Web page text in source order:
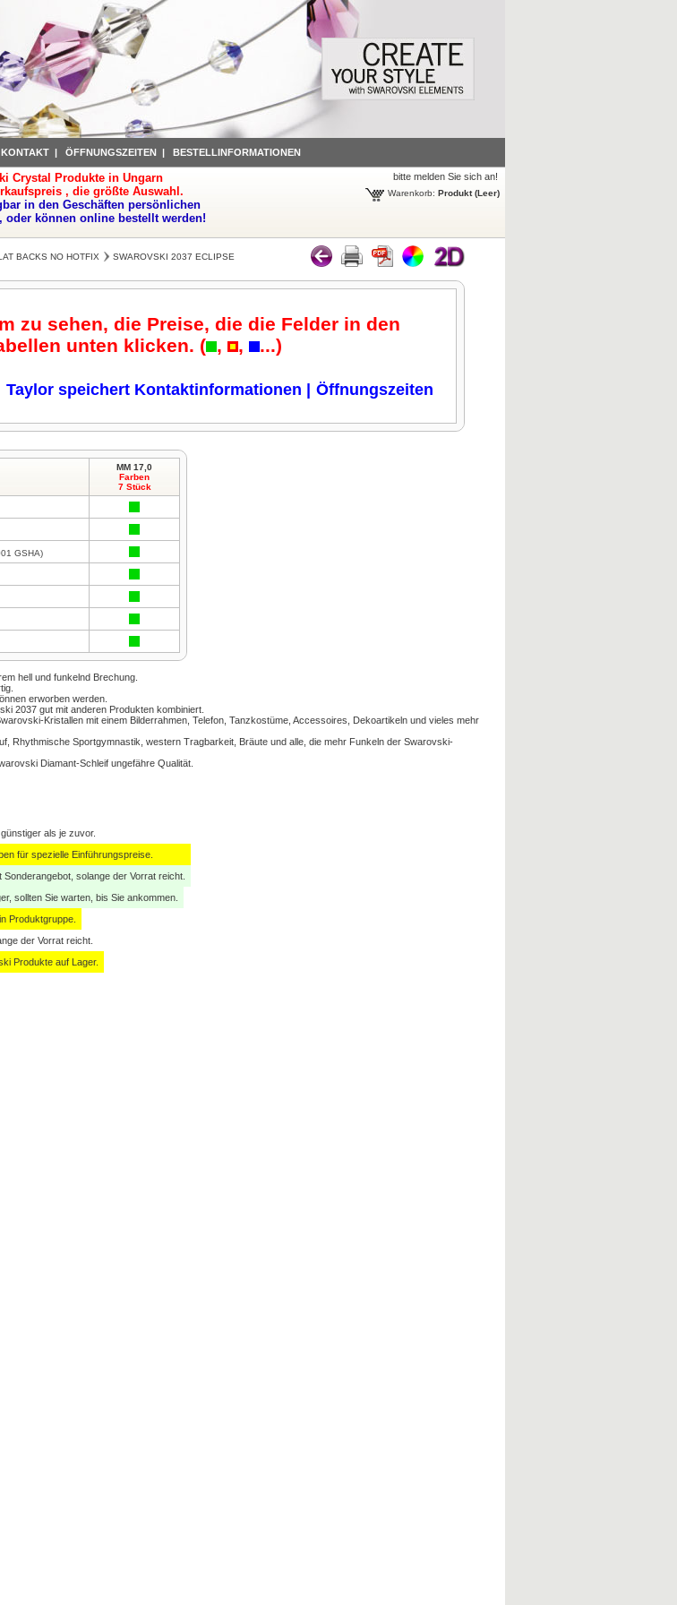
| ÖFFNUNGSZEITEN | BESTELLINFORMATIONEN
Crystal Produkte in Ungarn
, die größte Auswahl.
in den Geschäften persönlichen
oder können online bestellt werden!
bitte melden Sie sich an!
Warenkorb: Produkt (Leer)
BACKS NO HOTFIX SWAROVSKI 2037 ECLIPSE
Vergrößern klickenZum Vergrößern klickenZum Vergrößern klickenZum Vergrößern klickenZum Vergrößern klicken
zu sehen, die Preise, die die Felder in den
unten klicken. ( , , ...)
Taylor speichert Kontaktinformationen Öffnungszeiten
MM 17,0
Farben
7 Stück
GSHA)
hell und funkelnd Brechung.
erworben werden.
2037 gut mit anderen Produkten kombiniert
Kristallen mit einem Bilderrahmen , Telefon, Tanzkostüme , Accessoires, Dekoartikeln und vieles mehr
Rhythmische Sportgymnastik , western Tragbarkeit, Bräute und alle, die mehr Funkeln der Swarovski-
Diamant-Schleif ungefähre Qualität.
als je zuvor.
für spezielle Einführungspreise.
Sonderangebot, solange der Vorrat reicht.
sollten Sie warten, bis Sie ankommen.
Produktgruppe.
der Vorrat reicht.
Produkte auf Lager.